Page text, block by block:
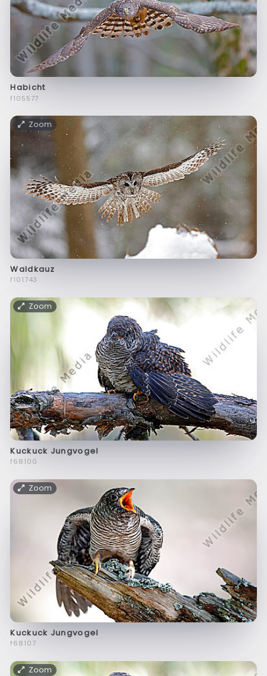
Habicht
f105577
Zoom
Waldkauz
f101743
Zoom
Kuckuck Jungvogel
f68100
Zoom
Kuckuck Jungvogel
f68107
Zoom